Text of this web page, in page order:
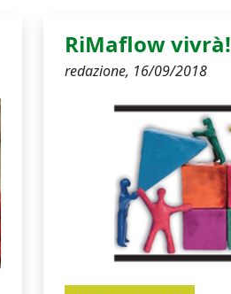
RiMaflow vivrà!
redazione, 16/09/2018